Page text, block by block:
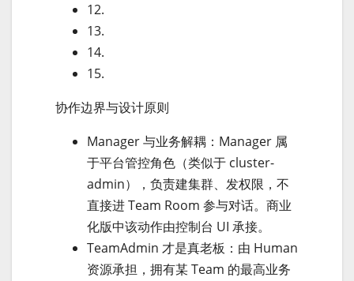
12.
13.
14.
15.
协作边界与设计原则
Manager 与业务解耦：Manager 属
于平台管控角色（类似于 cluster-
admin），负责建集群、发权限，不
直接进 Team Room 参与对话。商业
化版中该动作由控制台 UI 承接。
TeamAdmin 才是真老板：由 Human
资源承担，拥有某 Team 的最高业务